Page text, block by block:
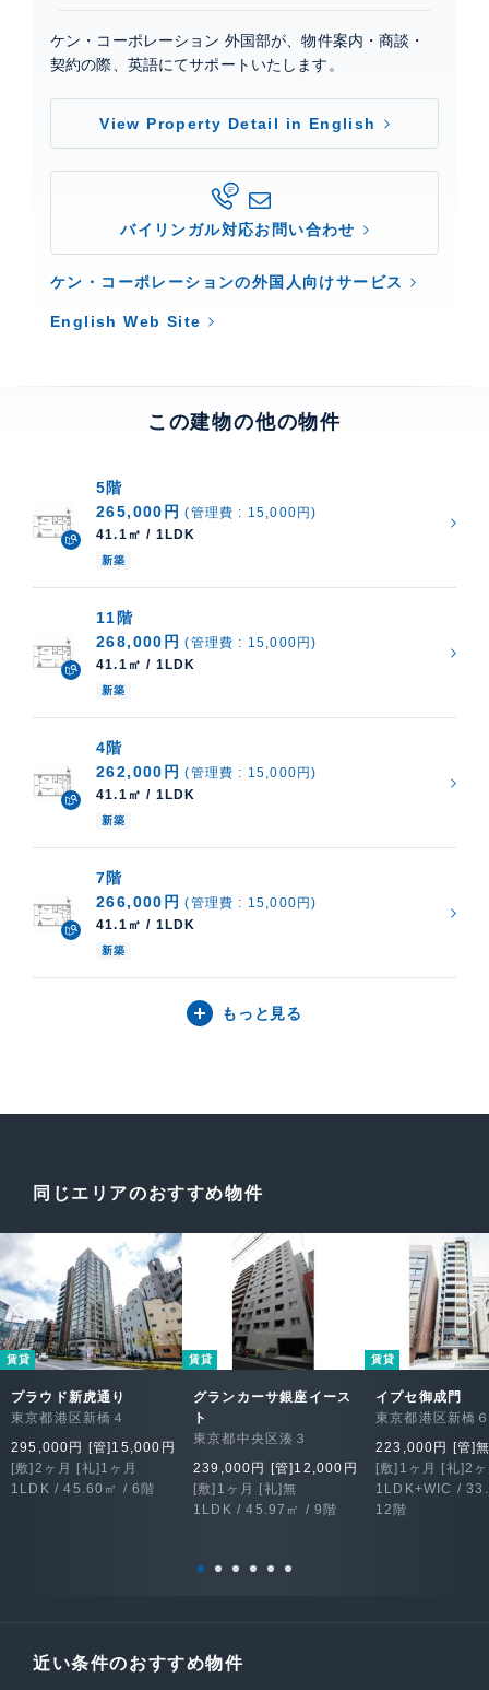
ケン・コーポレーション 外国部が、物件案内・商談・
契約の際、英語にてサポートいたします。
View Property Detail in English
バイリンガル対応お問い合わせ
ケン・コーポレーションの外国人向けサービス
English Web Site
この建物の他の物件
5階
265,000円 (管理費 : 15,000円)
41.1㎡ / 1LDK
新築
11階
268,000円 (管理費 : 15,000円)
41.1㎡ / 1LDK
新築
4階
262,000円 (管理費 : 15,000円)
41.1㎡ / 1LDK
新築
7階
266,000円 (管理費 : 15,000円)
41.1㎡ / 1LDK
新築
もっと見る
同じエリアのおすすめ物件
賃貸
プラウド新虎通り
東京都港区新橋４
295,000円 [管]15,000円
[敷]2ヶ月 [礼]1ヶ月
1LDK / 45.60㎡ / 6階
賃貸
グランカーサ銀座イース
ト
東京都中央区湊３
239,000円 [管]12,000円
[敷]1ヶ月 [礼]無
1LDK / 45.97㎡ / 9階
賃貸
イプセ御成門
東京都港区新橋
223,000円 [管]
[敷]1ヶ月 [礼]2
1LDK+WIC /
12階
近い条件のおすすめ物件